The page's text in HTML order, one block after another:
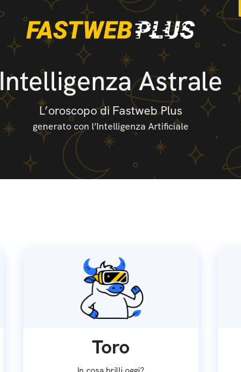
Intelligenza Astrale
L’oroscopo di Fastweb Plus
generato con l’Intelligenza Artificiale
Toro